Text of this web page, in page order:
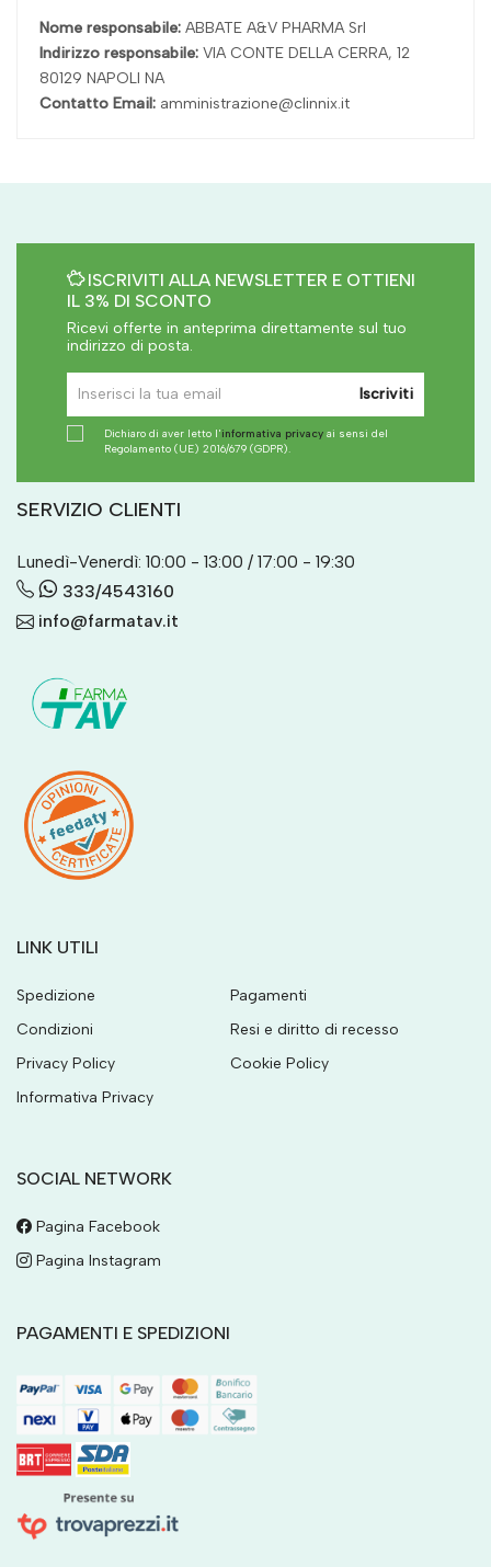
Nome responsabile: ABBATE A&V PHARMA Srl
Indirizzo responsabile: VIA CONTE DELLA CERRA, 12
80129 NAPOLI NA
Contatto Email: amministrazione@clinnix.it
ISCRIVITI ALLA NEWSLETTER E OTTIENI
IL 3% DI SCONTO
Ricevi offerte in anteprima direttamente sul tuo
indirizzo di posta.
Iscriviti
Dichiaro di aver letto l'informativa privacy ai sensi del
Regolamento (UE) 2016/679 (GDPR).
SERVIZIO CLIENTI
Lunedì-Venerdì: 10:00 - 13:00 / 17:00 - 19:30
333/4543160
info@farmatav.it
LINK UTILI
Spedizione
Pagamenti
Condizioni
Resi e diritto di recesso
Privacy Policy
Cookie Policy
Informativa Privacy
SOCIAL NETWORK
Pagina Facebook
Pagina Instagram
PAGAMENTI E SPEDIZIONI